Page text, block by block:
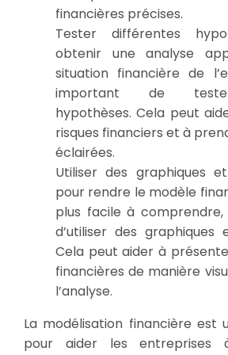
financières précises.
Tester différentes
obtenir une analyse
situation financière de
important de
hypothèses. Cela peut
risques financiers et à
éclairées.
Utiliser des graphiques
pour rendre le modèle
plus facile à
d’utiliser des graphiques
Cela peut aider à
financières de manière
l’analyse.
La modélisation financière est
pour aider les entreprises